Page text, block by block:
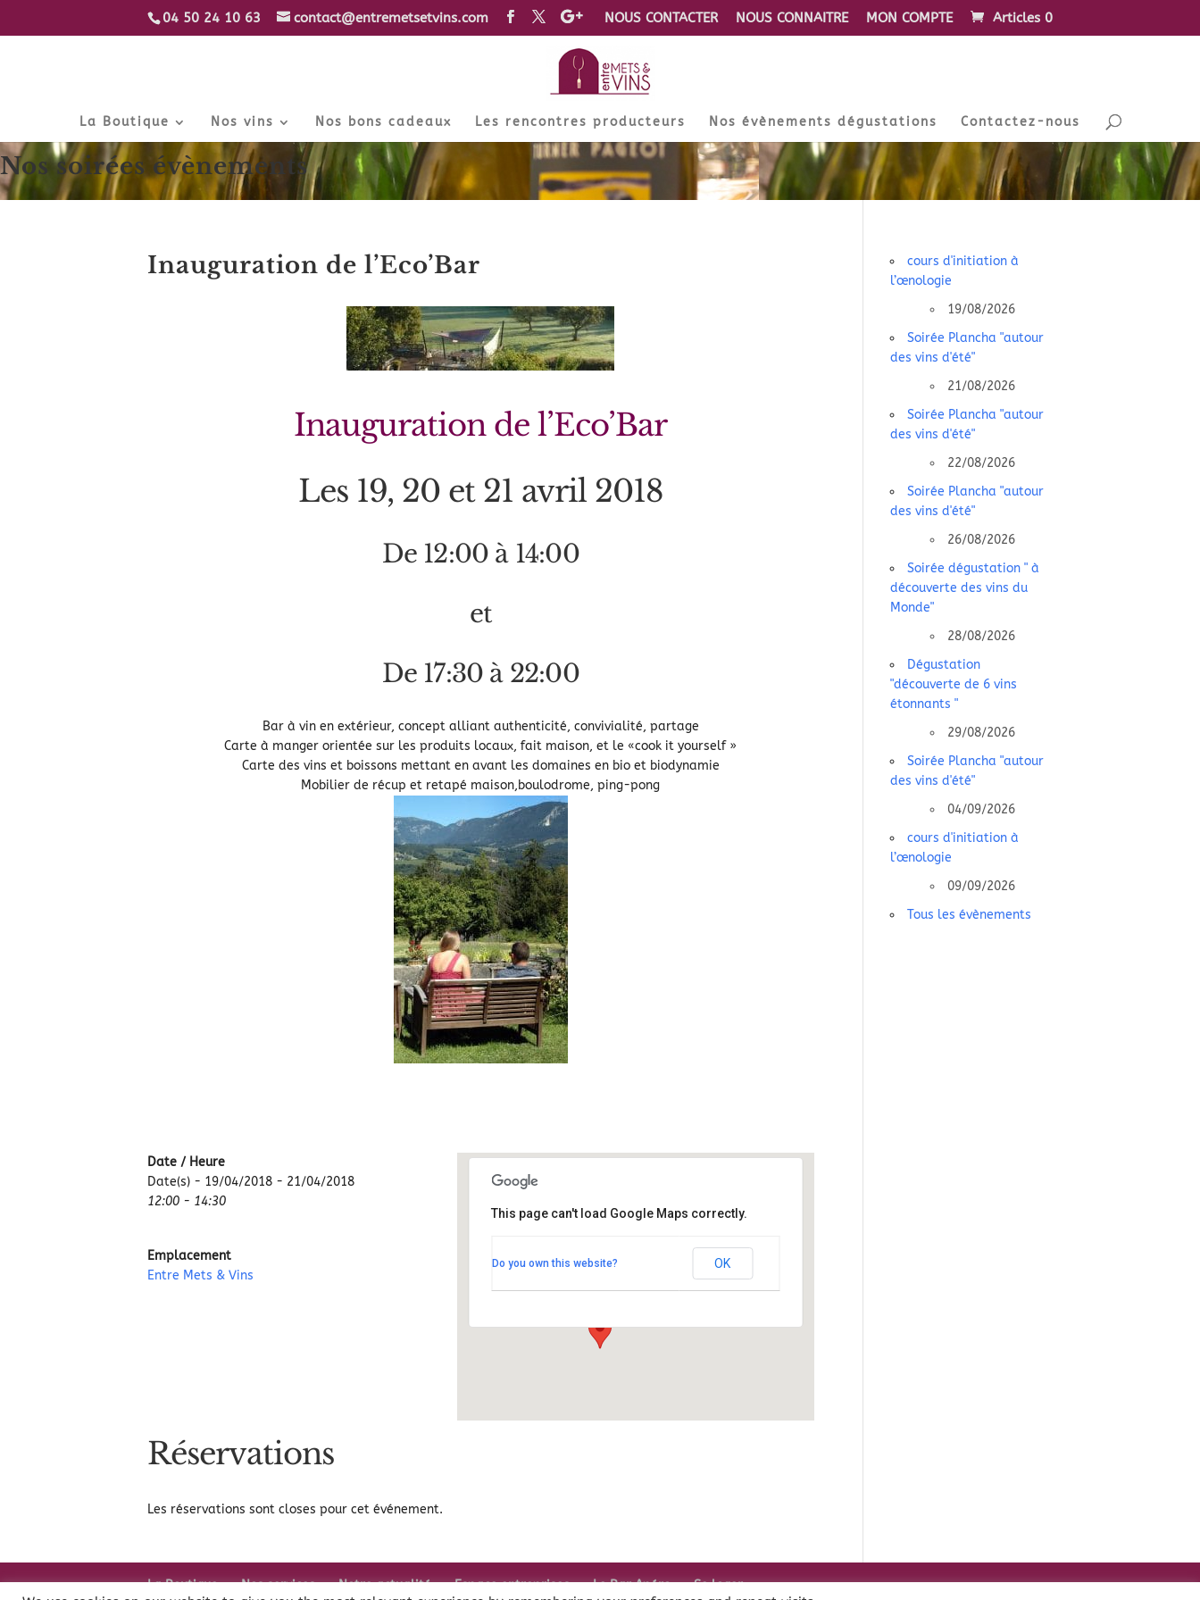
04 50 24 10 63 contact@entremetsetvins.com NOUS CONTACTER NOUS CONNAITRE MON COMPTE Articles 0
La Boutique Nos vins Nos bons cadeaux Les rencontres producteurs Nos évènements dégustations Contactez-nous
Nos soirées évènements
Inauguration de l’Eco’Bar
Inauguration de l’Eco’Bar
Les 19, 20 et 21 avril 2018
De 12:00 à 14:00
et
De 17:30 à 22:00
Bar à vin en extérieur, concept alliant authenticité, convivialité, partage
Carte à manger orientée sur les produits locaux, fait maison, et le «cook it yourself »
Carte des vins et boissons mettant en avant les domaines en bio et biodynamie
Mobilier de récup et retapé maison,boulodrome, ping-pong
951, route de Tivillon - Charvonnex
Événements
This page can't load Google Maps correctly.
Do you own this website? OK
Date / Heure
Date(s) - 19/04/2018 - 21/04/2018
12:00 - 14:30
Emplacement
Entre Mets & Vins
Réservations
Les réservations sont closes pour cet événement.
cours d'initiation à
l’œnologie
19/08/2026
Soirée Plancha "autour
des vins d'été"
21/08/2026
Soirée Plancha "autour
des vins d'été"
22/08/2026
Soirée Plancha "autour
des vins d'été"
26/08/2026
Soirée dégustation " à
découverte des vins du
Monde"
28/08/2026
Dégustation
"découverte de 6 vins
étonnants "
29/08/2026
Soirée Plancha "autour
des vins d'été"
04/09/2026
cours d'initiation à
l’œnologie
09/09/2026
Tous les évènements
La Boutique Nos services Notre actualité Espace entreprises Le Bar Apéro
Se loger